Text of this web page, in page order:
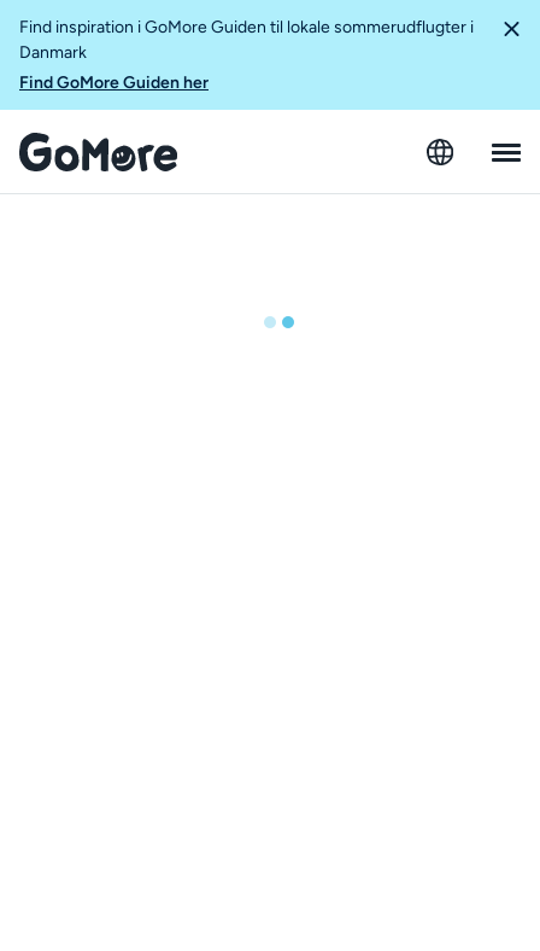
Find inspiration i GoMore Guiden til lokale sommerudflugter i
Danmark
Find GoMore Guiden her